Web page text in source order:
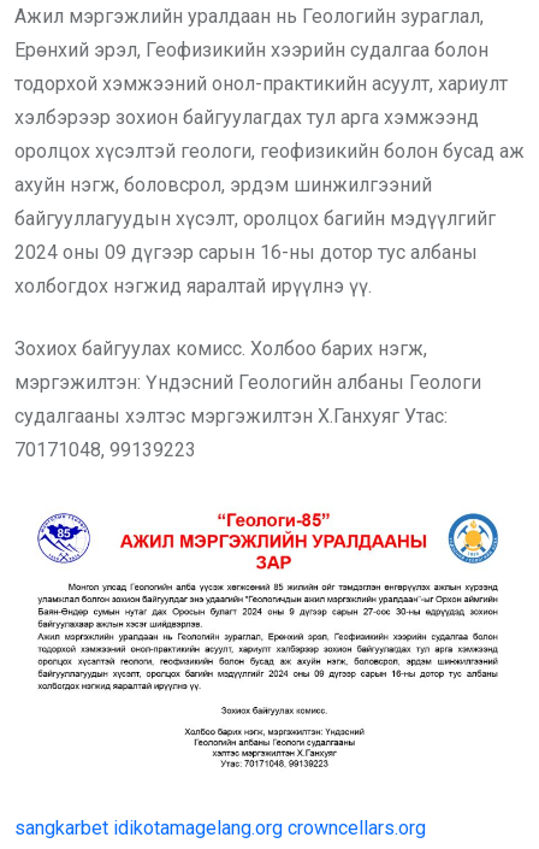
Ажил мэргэжлийн уралдаан нь Геологийн зураглал,
Ерөнхий эрэл, Геофизикийн хээрийн судалгаа болон
тодорхой хэмжээний онол-практикийн асуулт, хариулт
хэлбэрээр зохион байгуулагдах тул арга хэмжээнд
оролцох хүсэлтэй геологи, геофизикийн болон бусад аж
ахуйн нэгж, боловсрол, эрдэм шинжилгээний
байгууллагуудын хүсэлт, оролцох багийн мэдүүлгийг
2024 оны 09 дүгээр сарын 16-ны дотор тус албаны
холбогдох нэгжид яаралтай ирүүлнэ үү.
Зохиох байгуулах комисс. Холбоо барих нэгж,
мэргэжилтэн: Үндэсний Геологийн албаны Геологи
судалгааны хэлтэс мэргэжилтэн Х.Ганхуяг Утас:
70171048, 99139223
sangkarbet idikotamagelang.org crowncellars.org